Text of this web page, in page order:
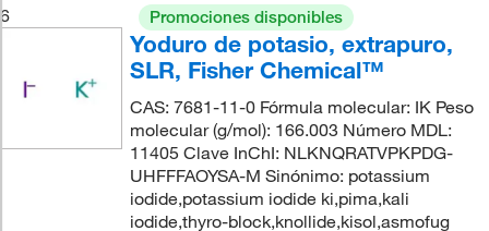
6
Promociones disponibles
Yoduro de potasio, extrapuro,
SLR, Fisher Chemical™
CAS: 7681-11-0 Fórmula molecular: IK Peso
molecular (g/mol): 166.003 Número MDL:
11405 Clave InChI: NLKNQRATVPKPDG-
UHFFFAOYSA-M Sinónimo: potassium
iodide,potassium iodide ki,pima,kali
iodide,thyro-block,knollide,kisol,asmofug